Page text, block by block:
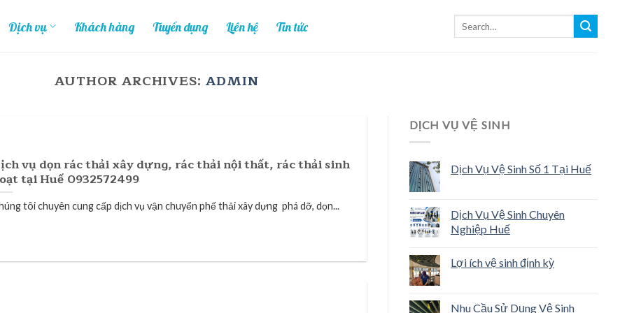
Dịch vụ Khách hàng Tuyển dụng Liên hệ Tin tức
AUTHOR ARCHIVES:ADMIN
vụ dọn rác thải xây dựng, rác thải nội thất, rác thải sinh
tại Huế 0932572499
tôi chuyên cung cấp dịch vụ vận chuyển phế thải xây dựng phá dỡ, dọn...
DỊCH VỤ VỆ SINH
Dịch Vụ Vệ Sinh Số 1 Tại Huế
Dịch Vụ Vệ Sinh Chuyên
Nghiệp Huế
Lợi ích vệ sinh định kỳ
Nhu Cầu Sử Dụng Vệ Sinh